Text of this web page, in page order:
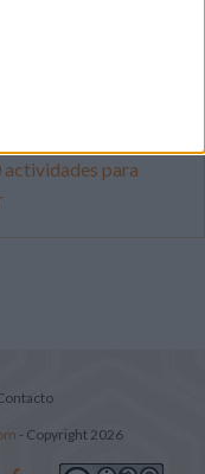
para
- Copyright 2026